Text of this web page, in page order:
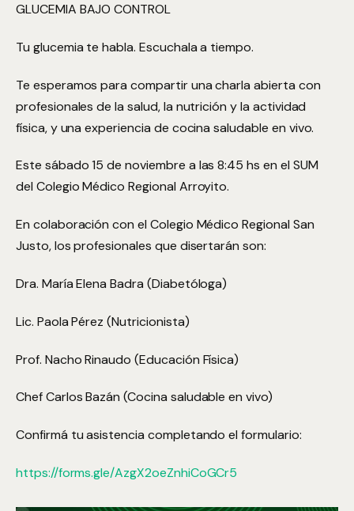
GLUCEMIA BAJO CONTROL
Tu glucemia te habla. Escuchala a tiempo.
Te esperamos para compartir una charla abierta con
profesionales de la salud, la nutrición y la actividad
física, y una experiencia de cocina saludable en vivo.
Este sábado 15 de noviembre a las 8:45 hs en el SUM
del Colegio Médico Regional Arroyito.
En colaboración con el Colegio Médico Regional San
Justo, los profesionales que disertarán son:
Dra. María Elena Badra (Diabetóloga)
Lic. Paola Pérez (Nutricionista)
Prof. Nacho Rinaudo (Educación Física)
Chef Carlos Bazán (Cocina saludable en vivo)
Confirmá tu asistencia completando el formulario:
https://forms.gle/AzgX2oeZnhiCoGCr5